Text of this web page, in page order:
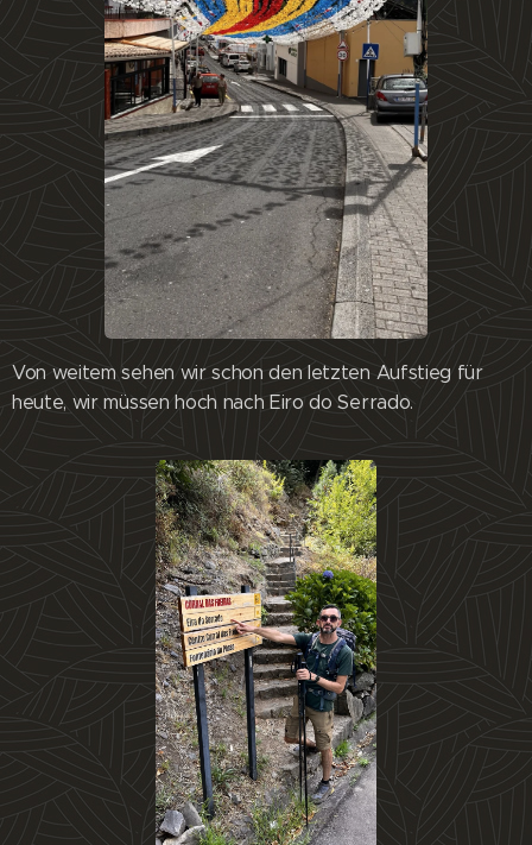
Von weitem sehen wir schon den letzten Aufstieg für
heute, wir müssen hoch nach Eiro do Serrado.